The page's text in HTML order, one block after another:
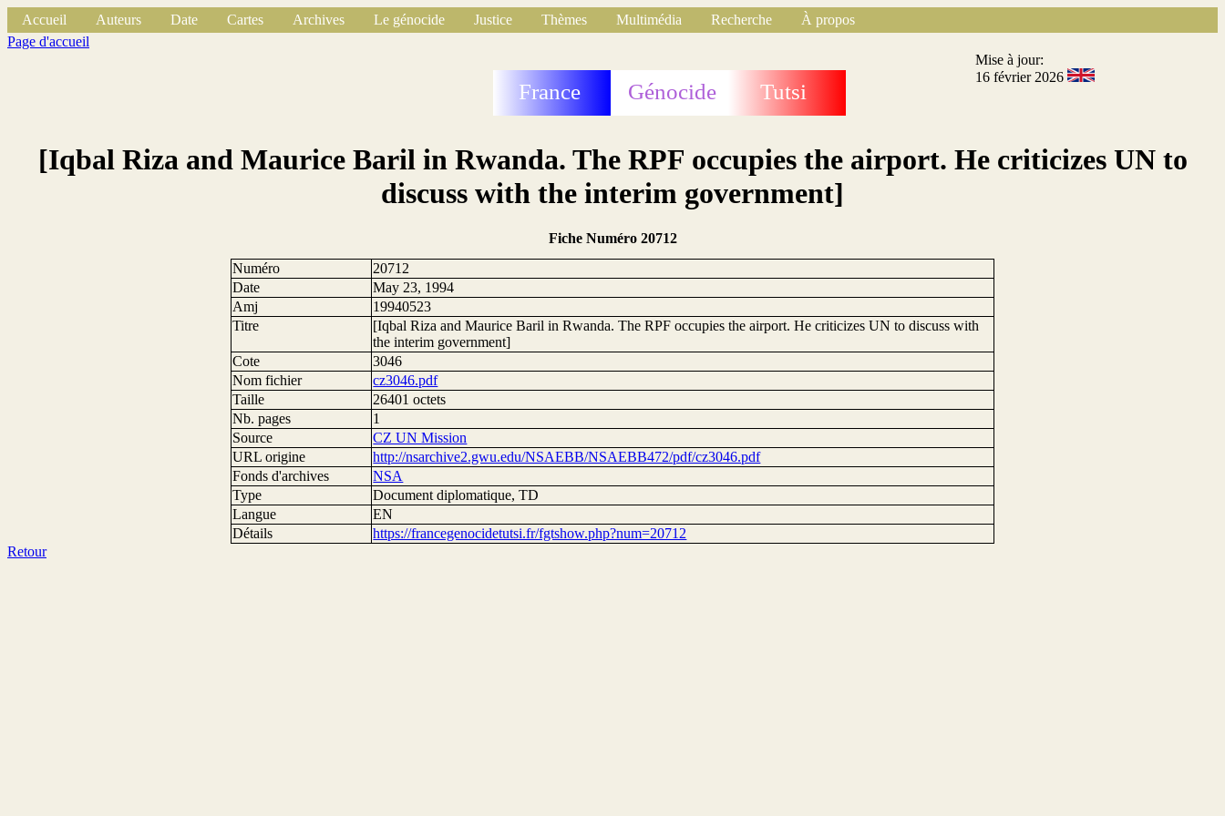
Accueil Auteurs Date Cartes Archives Le génocide Justice Thèmes Multimédia Recherche
À propos
Page d'accueil
France Génocide Tutsi
Mise à jour:
16 février 2026
[Iqbal Riza and Maurice Baril in Rwanda. The RPF occupies the airport. He criticizes UN to
discuss with the interim government]
Fiche Numéro 20712
Numéro
20712
Date
May 23, 1994
Amj
19940523
Titre
[Iqbal Riza and Maurice Baril in Rwanda. The RPF occupies the airport. He criticizes UN to discuss with
the interim government]
Cote
3046
Nom fichier
cz3046.pdf
Taille
26401 octets
Nb. pages
1
Source
CZ UN Mission
URL origine
http://nsarchive2.gwu.edu/NSAEBB/NSAEBB472/pdf/cz3046.pdf
Fonds d'archives
NSA
Type
Document diplomatique, TD
Langue
EN
Détails
https://francegenocidetutsi.fr/fgtshow.php?num=20712
Retour